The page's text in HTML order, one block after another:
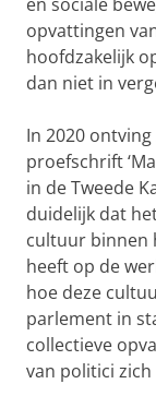
opvattingen
hoofdzakelijk
dan niet in
In 2020
proefschrift
in de Tweede
duidelijk dat
cultuur binnen
heeft op de
hoe deze
parlement in
collectieve
van politici